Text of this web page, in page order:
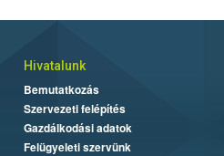
Hivatalunk
Bemutatkozás
Szervezeti felépítés
Gazdálkodási adatok
Felügyeleti szervünk